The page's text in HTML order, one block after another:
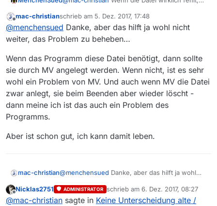
mac-christianschrieb am 5. Dez. 2017, 17:48
zuletzt editiert von
@menchensued Danke, aber das hilft ja wohl nicht
weiter, das Problem zu beheben…
Wenn das Programm diese Datei benötigt, dann sollte
sie durch MV angelegt werden. Wenn nicht, ist es sehr
wohl ein Problem von MV. Und auch wenn MV die Datei
zwar anlegt, sie beim Beenden aber wieder löscht -
dann meine ich ist das auch ein Problem des
Programms.
Aber ist schon gut, ich kann damit leben.
mac-christian@menchensued Danke, aber das hilft ja wohl
Wenn das Programm diese Datei benötigt, dann
sollte sie durch MV angelegt werden. Wenn
Nicklas2751 ADMINISTRATOR schrieb am 6. Dez. 2017, 08:27
zuletzt editiert von
@mac-christian sagte in Keine Unterscheidung alte /